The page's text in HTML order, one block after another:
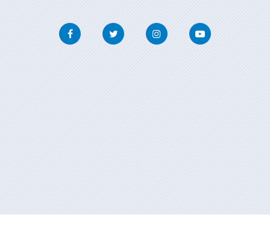
FacebookTwitter InstagramYoutube